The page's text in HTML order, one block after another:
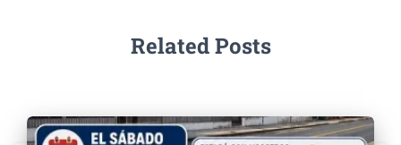
Related Posts